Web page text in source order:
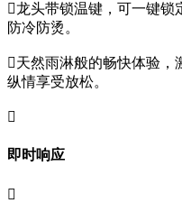
龙头带锁温键，可一键
防冷防烫。
天然雨淋般的畅快体验，
纵情享受放松。

即时响应
